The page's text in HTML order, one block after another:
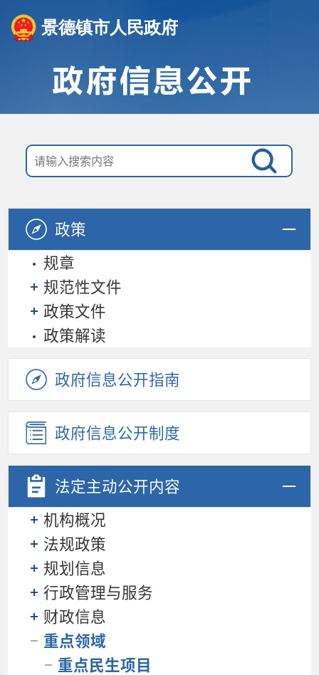
景德镇市人民政府
政策
规章
规范性文件
政策文件
政策解读
政府信息公开指南
政府信息公开制度
法定主动公开内容
机构概况
法规政策
规划信息
行政管理与服务
财政信息
重点领域
重点民生项目